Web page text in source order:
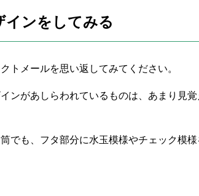
インをしてみる
トメールを思い返してみてください。
ンがあしらわれているものは、あまり見
でも、フタ部分に水玉模様やチェック模